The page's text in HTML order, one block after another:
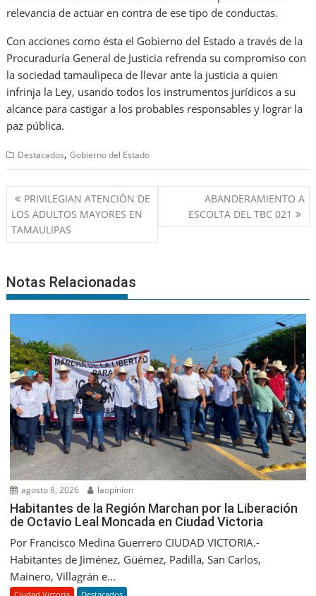
relevancia de actuar en contra de ese tipo de conductas.
Con acciones como ésta el Gobierno del Estado a través de la
Procuraduría General de Justicia refrenda su compromiso con
la sociedad tamaulipeca de llevar ante la justicia a quien
infrinja la Ley, usando todos los instrumentos jurídicos a su
alcance para castigar a los probables responsables y lograr la
paz pública.
Destacados,Gobierno del Estado
Navegación
de
entradas
PRIVILEGIAN ATENCIÓN DE
LOS ADULTOS MAYORES EN
TAMAULIPAS
ABANDERAMIENTO A
ESCOLTA DEL TBC 021
Notas Relacionadas
agosto 8, 2026 laopinion
Habitantes de la Región Marchan por la Liberación
de Octavio Leal Moncada en Ciudad Victoria
Por Francisco Medina Guerrero CIUDAD VICTORIA.-
Habitantes de Jiménez, Güémez, Padilla, San Carlos,
Mainero, Villagrán e...